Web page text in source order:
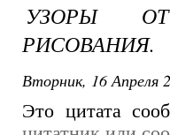
УЗОРЫ ОТ
РИСОВАНИЯ.
Вторник, 16 Апреля
Это цитата